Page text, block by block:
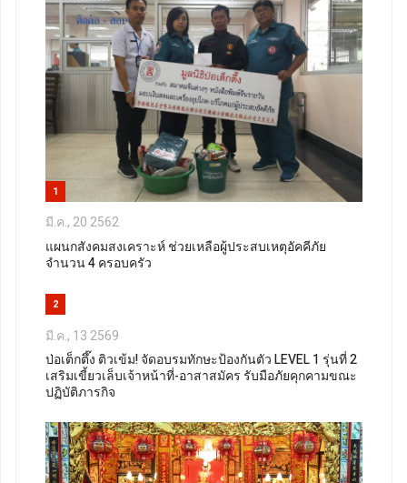
1
มี.ค., 20 2562
แผนกสังคมสงเคราะห์ ช่วยเหลือผู้ประสบเหตุอัคคีภัย
จำนวน 4 ครอบครัว
2
มี.ค., 13 2569
ป่อเต็กตึ๊ง ติวเข้ม! จัดอบรมทักษะป้องกันตัว LEVEL 1 รุ่นที่ 2
เสริมเขี้ยวเล็บเจ้าหน้าที่-อาสาสมัคร รับมือภัยคุกคามขณะ
ปฏิบัติภารกิจ